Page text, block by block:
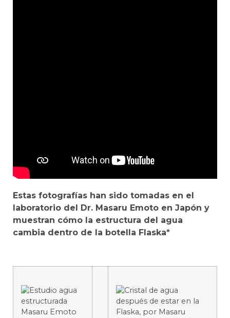
Estas fotografías han sido tomadas en el
laboratorio del Dr. Masaru Emoto en Japón y
muestran cómo la estructura del agua
cambia dentro de la botella Flaska*